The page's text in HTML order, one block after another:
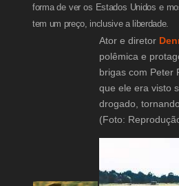
forma de ver os Estados Unidos e
tem um preço, inclusive a liberdade.
Ator e diretor
polêmica e
brigas com Peter
que ele era visto
drogado,
(Foto: